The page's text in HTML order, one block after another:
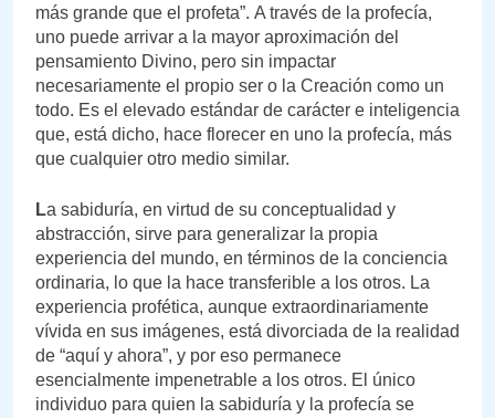
más grande que el profeta”. A través de la profecía,
uno puede arrivar a la mayor aproximación del
pensamiento Divino, pero sin impactar
necesariamente el propio ser o la Creación como un
todo. Es el elevado estándar de carácter e inteligencia
que, está dicho, hace florecer en uno la profecía, más
que cualquier otro medio similar.
La sabiduría, en virtud de su conceptualidad y
abstracción, sirve para generalizar la propia
experiencia del mundo, en términos de la conciencia
ordinaria, lo que la hace transferible a los otros. La
experiencia profética, aunque extraordinariamente
vívida en sus imágenes, está divorciada de la realidad
de “aquí y ahora”, y por eso permanece
esencialmente impenetrable a los otros. El único
individuo para quien la sabiduría y la profecía se